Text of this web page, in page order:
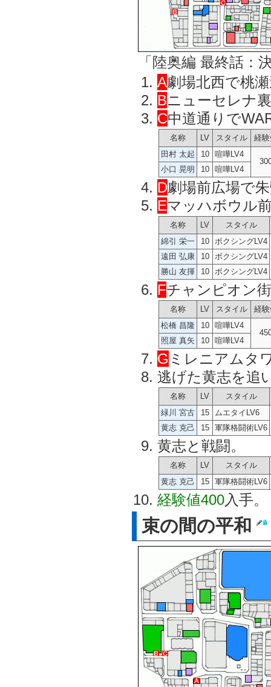
「陸奥編 最終話：
A劇場北西で桃
Bニューセレナ
C中道通りで
名称 LV スタイル
経
田村 太起
10
喧嘩LV4
小口 晃明
10 喧嘩LV4
D劇場前広場で
Eマッハボウル
名称 LV
スタイル
綿引 栄一
10
ボクシングLV4
遠田 弘康
10
ボクシングLV4
勝山 友揮
10 ボクシングLV4
Fチャンピオン
名称 LV スタイル
経
松橋 昌隆
10
喧嘩LV4
照屋 真矢
10 喧嘩LV4
G ミレニアムタ
逃げた黄志を追
名称 LV
スタイル
緑川 宮古
15
ムエタイLV6
黄志 克己
15 軍隊格闘術LV6
黄志と戦闘。
名称 LV
スタイル
黄志 克己
15 軍隊格闘術LV6
経験値400入手。
束の間の平和